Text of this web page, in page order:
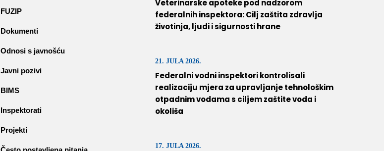
FUZIP
Dokumenti
Odnosi s javnošću
Javni pozivi
BIMS
Inspektorati
Projekti
Veterinarske apoteke pod nadzorom
federalnih inspektora: Cilj zaštita zdravlja
životinja, ljudi i sigurnosti hrane
21. JULA 2026.
Federalni vodni inspektori kontrolisali
realizaciju mjera za upravljanje tehnološkim
otpadnim vodama s ciljem zaštite voda i
okoliša
17. JULA 2026.